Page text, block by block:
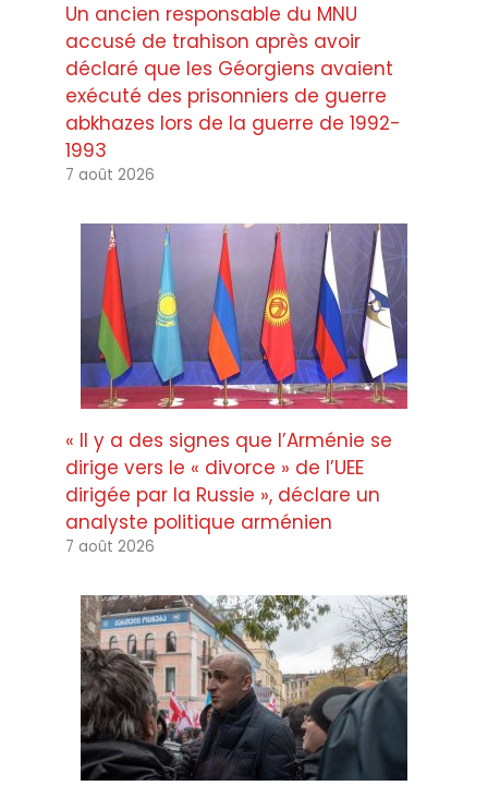
Un ancien responsable du MNU
accusé de trahison après avoir
déclaré que les Géorgiens avaient
exécuté des prisonniers de guerre
abkhazes lors de la guerre de 1992-
1993
7 août 2026
« Il y a des signes que l’Arménie se
dirige vers le « divorce » de l’UEE
dirigée par la Russie », déclare un
analyste politique arménien
7 août 2026